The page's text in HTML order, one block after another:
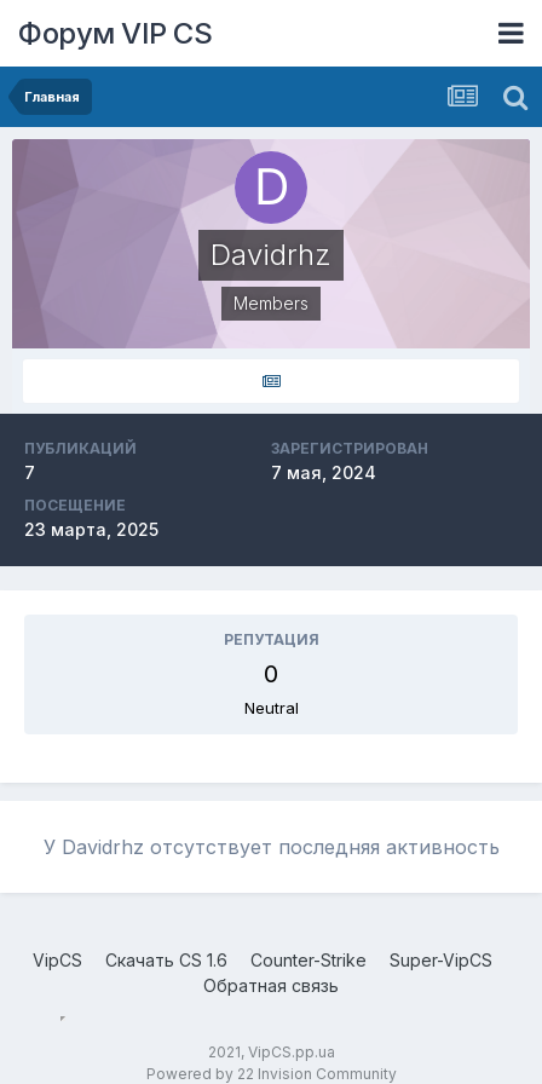
Форум VIP CS
Главная
Davidrhz
Members
ПУБЛИКАЦИЙ
7
ЗАРЕГИСТРИРОВАН
7 мая, 2024
ПОСЕЩЕНИЕ
23 марта, 2025
РЕПУТАЦИЯ
0
Neutral
У Davidrhz отсутствует последняя активность
VipCS Скачать CS 1.6 Counter-Strike
Super-VipCS
Обратная связь
2021, VipCS.pp.ua
Powered by 22 Invision Community